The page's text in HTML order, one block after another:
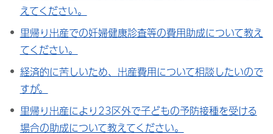
えてください。
里帰り出産での妊婦健康診査等の費用助成について教え
てください。
経済的に苦しいため、出産費用について相談したいので
すが。
里帰り出産により23区外で子どもの予防接種を受ける
場合の助成について教えてください。